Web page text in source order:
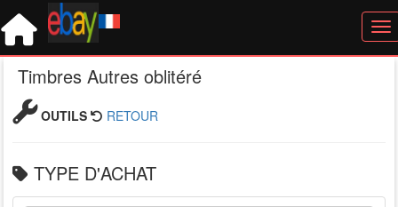
Timbres Autres oblitéré
OUTILS RETOUR
TYPE D'ACHAT